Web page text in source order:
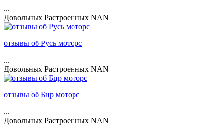
...
Довольных Растроенных NAN
отзывы об Русь моторс
...
Довольных Растроенных NAN
отзывы об Бцр моторс
...
Довольных Растроенных NAN